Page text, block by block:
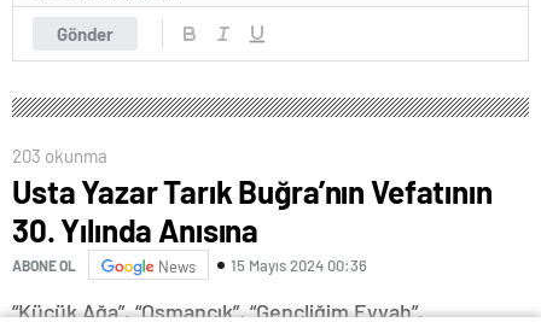
Gönder
203 okunma
Usta Yazar Tarık Buğra’nın Vefatının
30. Yılında Anısına
ABONE OL News 15 Mayıs 2024 00:36
“Küçük Ağa”, “Osmancık”, “Gençliğim Eyvah”,